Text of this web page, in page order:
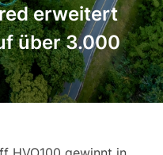
erweitert
über 3.000